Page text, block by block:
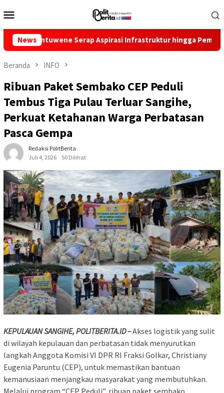
ke
Mobile
News
Serap Aspirasi Infrastruktur hingga Pemberdayaan
Beranda INFO
Ribuan Paket Sembako CEP Peduli
Tembus Tiga Pulau Terluar Sangihe,
Perkuat Ketahanan Warga Perbatasan
Pasca Gempa
Redaksi PolitBerita
Juli 4, 2026
50 Dilihat
KEPULAUAN SANGIHE, POLITBERITA.ID –Akses logistik yang sulit
di wilayah kepulauan dan perbatasan tidak menyurutkan
langkah Anggota Komisi VI DPR RI Fraksi Golkar, Christiany
Eugenia Paruntu (CEP), untuk memastikan bantuan
kemanusiaan menjangkau masyarakat yang membutuhkan.
Melalui program “CEP Peduli”, ribuan paket sembako